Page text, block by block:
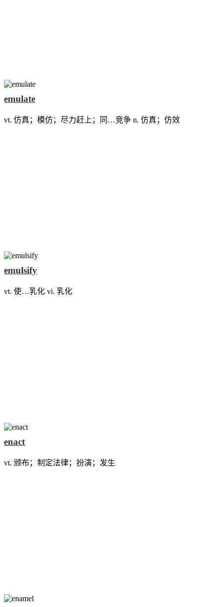
emulate
vt. 仿真；模仿；尽力赶上；同…竞争 n. 仿真；仿效
emulsify
vt. 使…乳化 vi. 乳化
enact
vt. 颁布；制定法律；扮演；发生